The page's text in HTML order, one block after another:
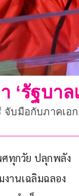
‘รัฐบาล
บมือกับภาคเ
ทุกวัย ปลุกพลัง
านเฉลิมฉลอง